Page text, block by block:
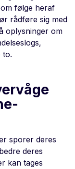
følge heraf
rådføre sig med
oplysninger om
to.
sporer deres
deres
kan tages